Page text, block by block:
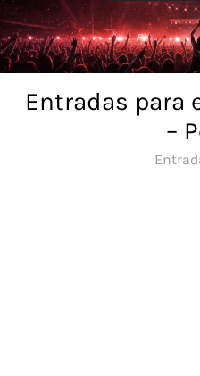
Skip
to
content
Entradas para
–